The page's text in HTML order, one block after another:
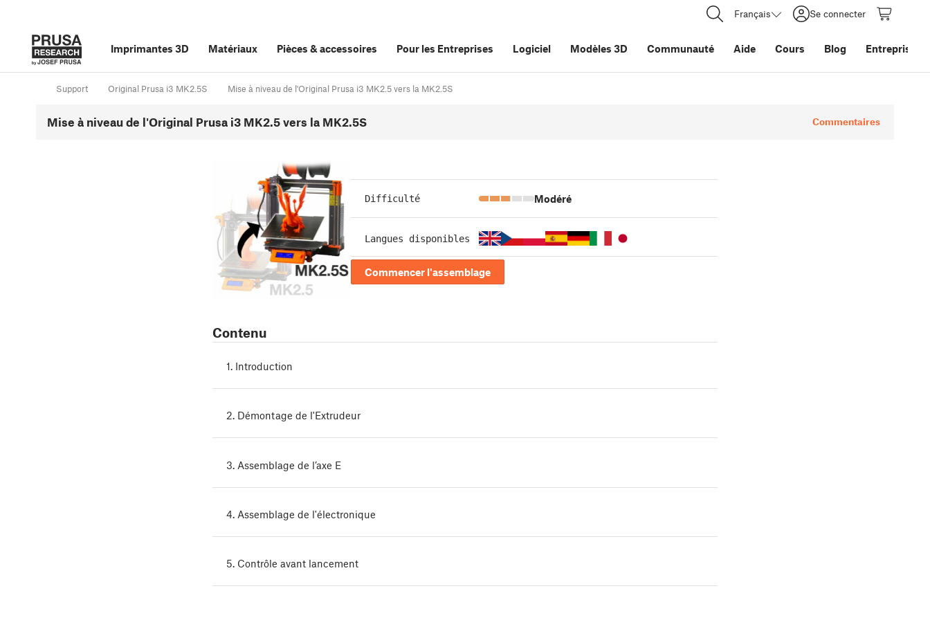
Français Se connecter
Imprimantes 3D Matériaux Pièces &accessoires Pour les Entreprises Logiciel Modèles 3D Communauté Aide Cours Blog Entreprise
Support Original Prusa i3 MK2.5S Mise à niveau de l'Original Prusa i3 MK2.5 vers la MK2.5S
Mise à niveau de l'Original Prusa i3 MK2.5 vers la MK2.5S Commentaires
Difficulté Modéré
Langues disponibles
Commencer l'assemblage
Contenu
1. Introduction
2. Démontage de l'Extrudeur
3. Assemblage de l’axe E
4. Assemblage de l'électronique
5. Contrôle avant lancement